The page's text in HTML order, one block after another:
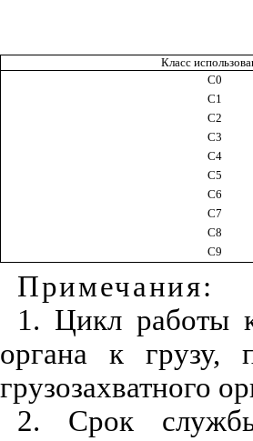
Класс
С0
С1
С2
С3
С4
С5
С6
С7
С8
С9
Примечания:
1. Цикл работы
органа к грузу,
грузозахватного
2. Срок